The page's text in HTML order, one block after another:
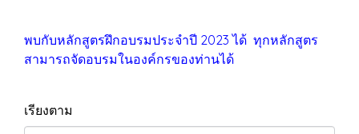
พบกับหลักสูตรฝึกอบรมประจำปี 2023 ได้ ทุกหลักสูตร
สามารถจัดอบรมในองค์กรของท่านได้
เรียงตาม